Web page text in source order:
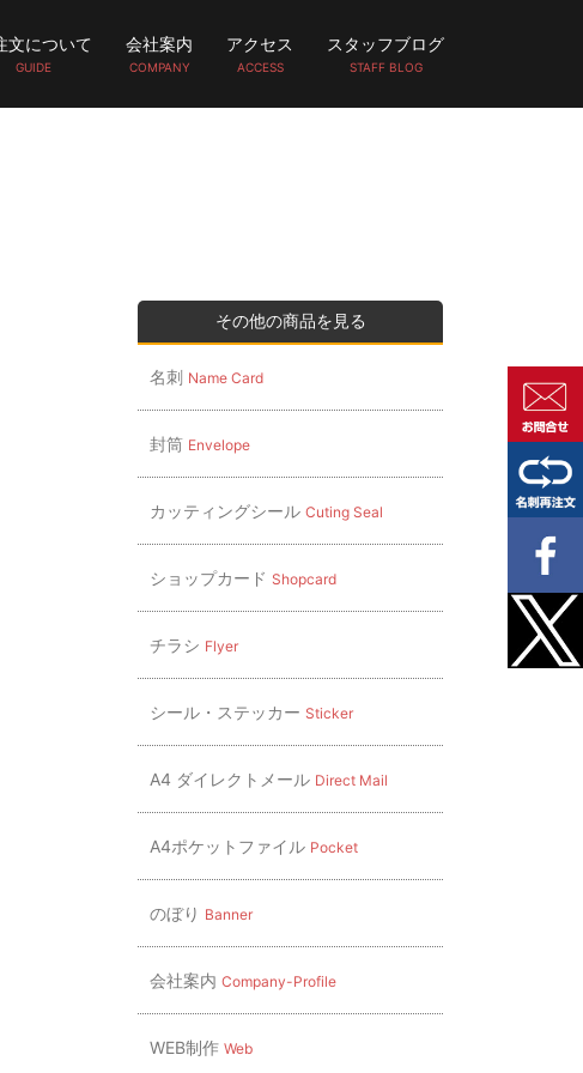
文について
GUIDE
会社案内
COMPANY
アクセス
ACCESS
スタッフブログ
STAFF BLOG
その他の商品を見る
名刺 Name Card
封筒 Envelope
カッティングシール Cuting Seal
ショップカード Shopcard
チラシ Flyer
シール・ステッカー Sticker
A4 ダイレクトメール Direct Mail
A4ポケットファイル Pocket
のぼり Banner
会社案内 Company-Profile
WEB制作 Web